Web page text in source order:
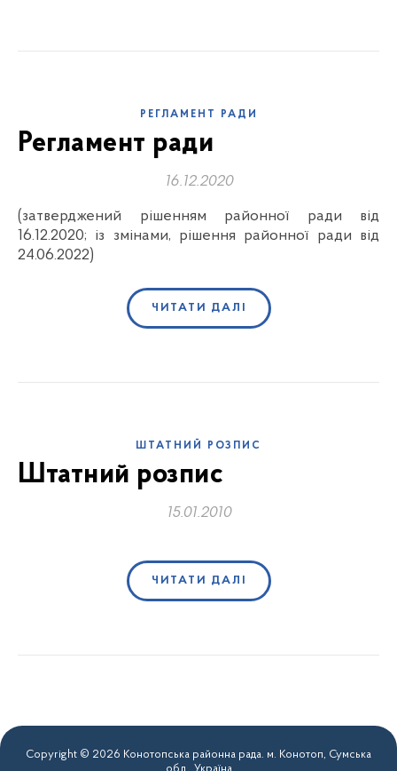
РЕГЛАМЕНТ РАДИ
Регламент ради
16.12.2020
(затверджений рішенням районної ради від
16.12.2020; із змінами, рішення районної ради від
24.06.2022)
ЧИТАТИ ДАЛІ
ШТАТНИЙ РОЗПИС
Штатний розпис
15.01.2010
ЧИТАТИ ДАЛІ
Copyright © 2026 Конотопська районна рада. м. Конотоп, Сумська